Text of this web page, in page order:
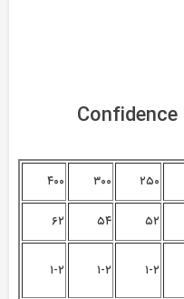
۲۵۰ ۳۰۰
۴۰۰
۵۲ ۵۴
۶۲
۱-۲ ۱-۲ ۱-۲